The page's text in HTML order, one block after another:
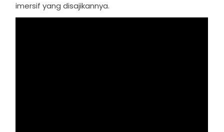
imersif yang disajikannya.